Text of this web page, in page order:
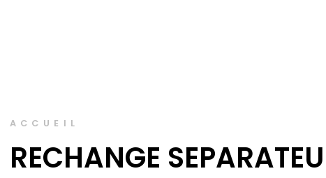
ACCUEIL
RECHANGE